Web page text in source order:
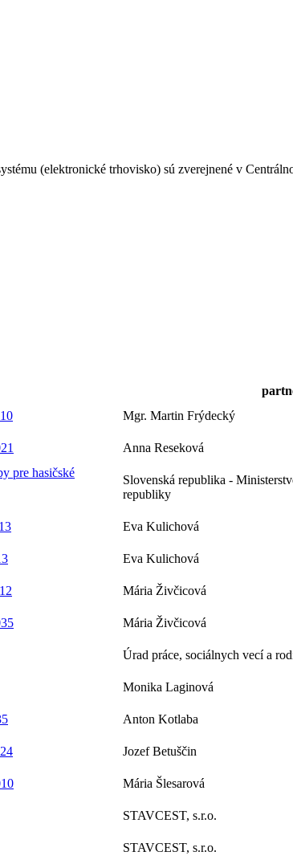
(elektronické trhovisko) sú zverejnené v
Mgr. Martin Frýdecký
Anna Reseková
pre hasičské
Slovenská republika -
republiky
Eva Kulichová
Eva Kulichová
Mária Živčicová
Mária Živčicová
Úrad práce, sociálnych vecí a
Monika Laginová
Anton Kotlaba
Jozef Betuščin
Mária Šlesarová
STAVCEST, s.r.o.
STAVCEST, s.r.o.